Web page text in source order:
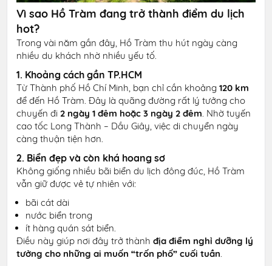
Vì sao Hồ Tràm đang trở thành điểm du lịch
hot?
Trong vài năm gần đây, Hồ Tràm thu hút ngày càng
nhiều du khách nhờ nhiều yếu tố.
1. Khoảng cách gần TP.HCM
Từ Thành phố Hồ Chí Minh, bạn chỉ cần khoảng120 km
để đến Hồ Tràm. Đây là quãng đường rất lý tưởng cho
chuyến đi2 ngày 1 đêm hoặc 3 ngày 2 đêm. Nhờ tuyến
cao tốc Long Thành – Dầu Giây, việc di chuyển ngày
càng thuận tiện hơn.
2. Biển đẹp và còn khá hoang sơ
Không giống nhiều bãi biển du lịch đông đúc, Hồ Tràm
vẫn giữ được vẻ tự nhiên với:
bãi cát dài
nước biển trong
ít hàng quán sát biển.
Điều này giúp nơi đây trở thànhđịa điểm nghỉ dưỡng lý
tưởng cho những ai muốn “trốn phố” cuối tuần.